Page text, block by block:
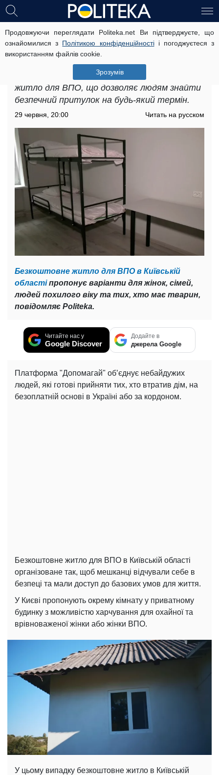
Продовжуючи переглядати Politeka.net Ви підтверджуєте, що
ознайомилися з Політикою конфіденційностіі погоджуєтеся з
використанням файлів cookie.
Зрозумів
Безкоштовне житло для ВПО в
Київській області: де ще можливо
знайти прихисток
В Київській області доступне безкоштовне
житло для ВПО, що дозволяє людям знайти
безпечний притулок на будь-який термін.
29 червня, 20:00 Читать на русском
Безкоштовне житло для ВПО в Київській
областіпропонує варіанти для жінок, сімей,
людей похилого віку та тих, хто має тварин,
повідомляє Politeka.
Читайте нас у
Google Discover
Додайте в
джерела Google
Платформа "Допомагай" об’єднує небайдужих
людей, які готові прийняти тих, хто втратив дім, на
безоплатній основі в Україні або за кордоном.
Безкоштовне житло для ВПО в Київській області
організоване так, щоб мешканці відчували себе в
безпеці та мали доступ до базових умов для життя.
У Києві пропонують окрему кімнату у приватному
будинку з можливістю харчування для охайної та
врівноваженої жінки або жінки ВПО.
У цьому випадку безкоштовне житло в Київській